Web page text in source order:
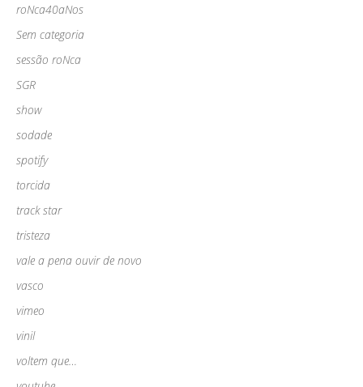
roNca40aNos
Sem categoria
sessão roNca
SGR
show
sodade
spotify
torcida
track star
tristeza
vale a pena ouvir de novo
vasco
vimeo
vinil
voltem que…